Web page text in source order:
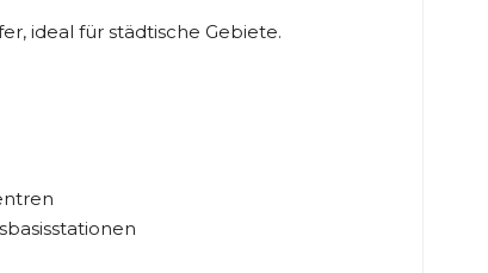
ideal für städtische Gebiete.